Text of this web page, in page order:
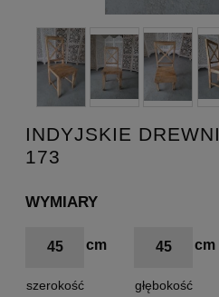
INDYJSKIE
173
WYMIARY
45
szerokość
45
głębokość